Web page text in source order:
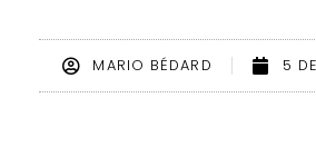
MARIO BÉDARD 5